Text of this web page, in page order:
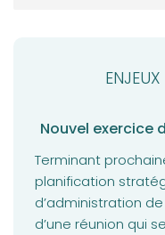
25 ans du DG de
Bilan pour le
Enjeux et
VOTRE PRATIQUE
Nouvel exercice
Terminant
planification
d’administration
d’une réunion qui